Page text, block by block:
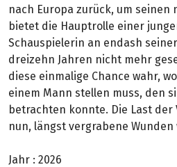
nach Europa zurück, um seinen
bietet die Hauptrolle einer
Schauspielerin an endash
dreizehn Jahren nicht mehr
diese einmalige Chance wahr,
einem Mann stellen muss, den
betrachten konnte. Die Last
nun, längst vergrabene
Jahr : 2026